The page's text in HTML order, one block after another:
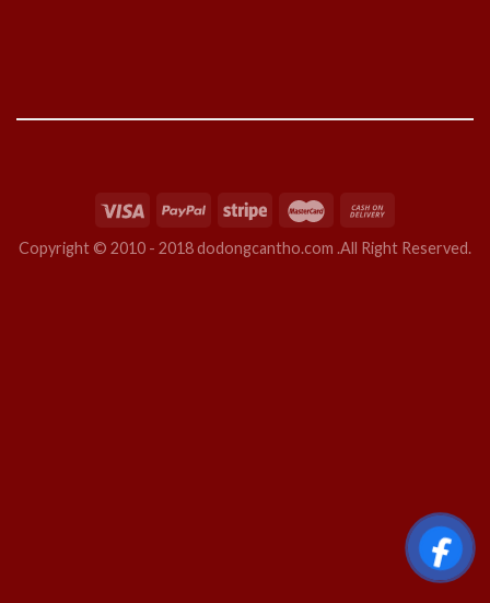
Copyright © 2010 - 2018 dodongcantho.com .All Right Reserved.